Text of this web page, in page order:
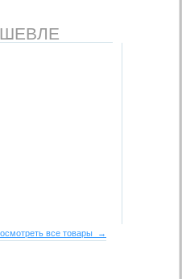
все товары →